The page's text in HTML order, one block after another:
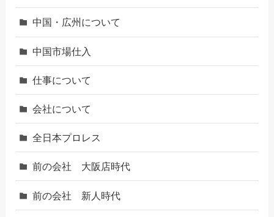
中国・広州について
中国市場仕入
仕事について
会社について
全日本プロレス
前の会社 大阪店時代
前の会社 新人時代